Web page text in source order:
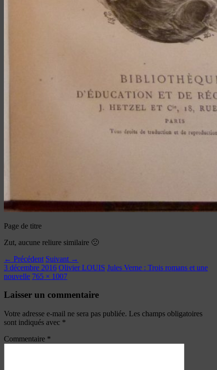
Page de titre
Zut, aucune reliure similaire 🙁
← Précédent Suivant →
3 décembre 2016 Olivier LOUIS Jules Verne : Trois romans et une
nouvelle 765 × 1007
Laisser un commentaire
Votre adresse e-mail ne sera pas publiée. Les champs obligatoires
sont indiqués avec *
Commentaire *